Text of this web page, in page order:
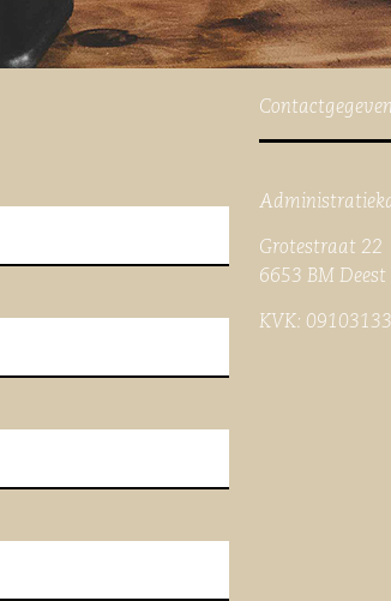
Grotestraat
6653 BM
KVK: 09103133